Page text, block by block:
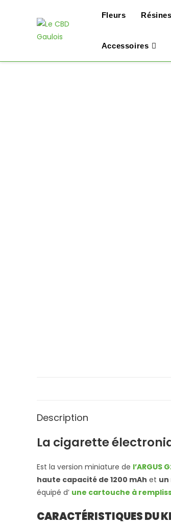
Fleurs Résines
Accessoires
Description
La cigarette
Est la version miniature de l’ARGUS
haute capacité de 1200 mAh et un
équipé d’ une cartouche à
CARACTÉRISTIQUES DU